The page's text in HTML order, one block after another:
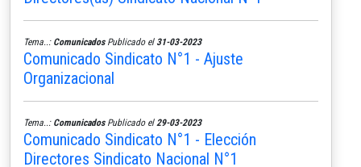
Tema..: ComunicadosPublicado el 31-03-2023
Comunicado Sindicato N°1 - Ajuste
Organizacional
Tema..: ComunicadosPublicado el 29-03-2023
Comunicado Sindicato N°1 - Elección
Directores Sindicato Nacional N°1